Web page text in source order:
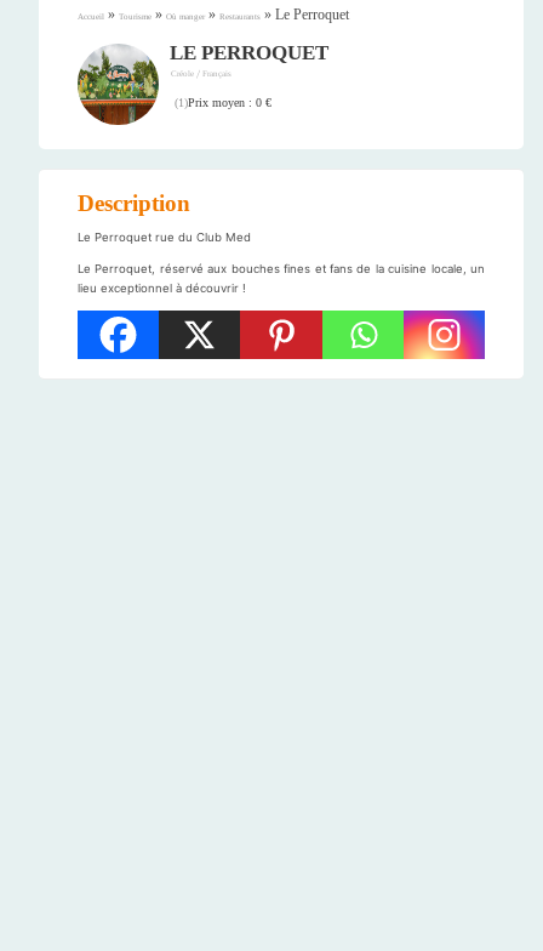
Accueil » Tourisme » Où manger » Restaurants » Le Perroquet
LE PERROQUET
Créole / Français
(1)Prix moyen : 0 €
Description
Le Perroquet rue du Club Med
Le Perroquet, réservé aux bouches fines et fans de la cuisine locale, un
lieu exceptionnel à découvrir !